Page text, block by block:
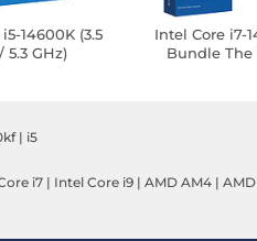
14600K (3.5
5.3 GHz)
Intel Core i7-
Bundle The
| i5
i7 | Intel Core i9 | AMD AM4 |